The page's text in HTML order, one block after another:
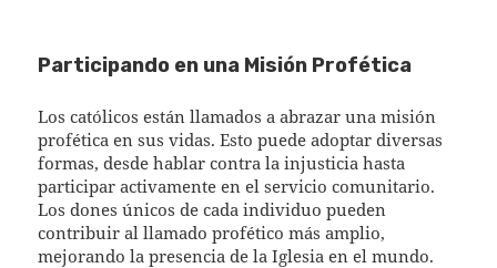
Participando en una Misión Profética
Los católicos están llamados a abrazar una misión
profética en sus vidas. Esto puede adoptar diversas
formas, desde hablar contra la injusticia hasta
participar activamente en el servicio comunitario.
Los dones únicos de cada individuo pueden
contribuir al llamado profético más amplio,
mejorando la presencia de la Iglesia en el mundo.